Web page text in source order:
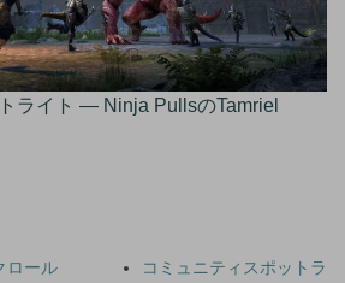
ライト — Ninja PullsのTamriel
ロール
コミュニティスポットラ